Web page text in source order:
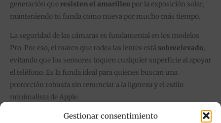
Gestionar consentimiento
generación que resisten el amarilleo por la exposición solar,
manteniendo tu funda como nueva por mucho más tiempo.
La seguridad de las cámaras es fundamental en los modelos
Pro. Por eso, el marco que rodea las lentes está sobreelevado,
evitando que los sensores toquen cualquier superficie al apoyar
el teléfono. Es la funda ideal para quienes buscan una
protección robusta sin renunciar a la ligereza y el estilo
minimalista de Apple.
Características principales: